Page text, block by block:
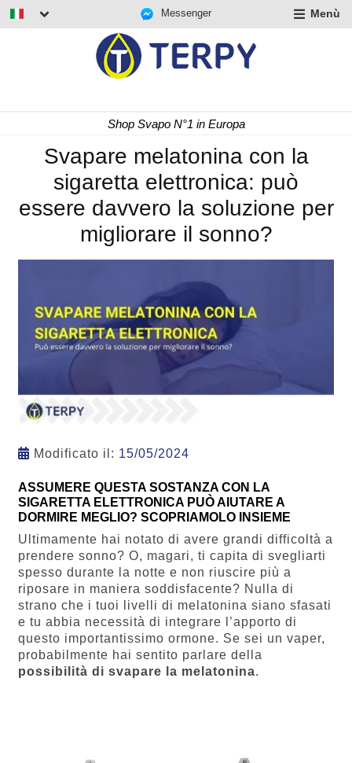
Messenger Menù
Consegna Rapida 24/48 h
Svapare melatonina con la
sigaretta elettronica: può
essere davvero la soluzione per
migliorare il sonno?
Modificato il: 15/05/2024
ASSUMERE QUESTA SOSTANZA CON LA
SIGARETTA ELETTRONICA PUÒ AIUTARE A
DORMIRE MEGLIO? SCOPRIAMOLO INSIEME
Ultimamente hai notato di avere grandi difficoltà a
prendere sonno? O, magari, ti capita di svegliarti
spesso durante la notte e non riuscire più a
riposare in maniera soddisfacente? Nulla di
strano che i tuoi livelli di melatonina siano sfasati
e tu abbia necessità di integrare l’apporto di
questo importantissimo ormone. Se sei un vaper,
probabilmente hai sentito parlare della
possibilità di svapare la melatonina.